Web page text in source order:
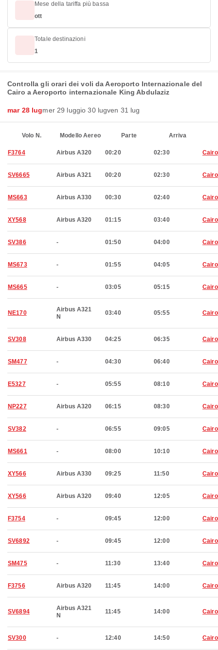
Mese della tariffa più bassa
ott
Totale destinazioni
1
Controlla gli orari dei voli da Aeroporto Internazionale del
Cairo a Aeroporto internazionale King Abdulaziz
mar 28 lugmer 29 luggio 30 lugven 31 lug
Volo N. Modello Aereo Parte Arriva
F3764 Airbus A320 00:20 02:30 Cairo
SV6665 Airbus A321 00:20 02:30 Cairo
MS663 Airbus A330 00:30 02:40 Cairo
XY568 Airbus A320 01:15 03:40 Cairo
SV386 - 01:50 04:00 Cairo
MS673 - 01:55 04:05 Cairo
MS665 - 03:05 05:15 Cairo
NE170
Airbus A321
N
03:40 05:55 Cairo
SV308 Airbus A330 04:25 06:35 Cairo
SM477 - 04:30 06:40 Cairo
E5327 - 05:55 08:10 Cairo
NP227 Airbus A320 06:15 08:30 Cairo
SV382 - 06:55 09:05 Cairo
MS661 - 08:00 10:10 Cairo
XY566 Airbus A330 09:25 11:50 Cairo
XY566 Airbus A320 09:40 12:05 Cairo
F3754 - 09:45 12:00 Cairo
SV6892 - 09:45 12:00 Cairo
SM475 - 11:30 13:40 Cairo
F3756 Airbus A320 11:45 14:00 Cairo
SV6894
Airbus A321
N
11:45 14:00 Cairo
SV300 - 12:40 14:50 Cairo